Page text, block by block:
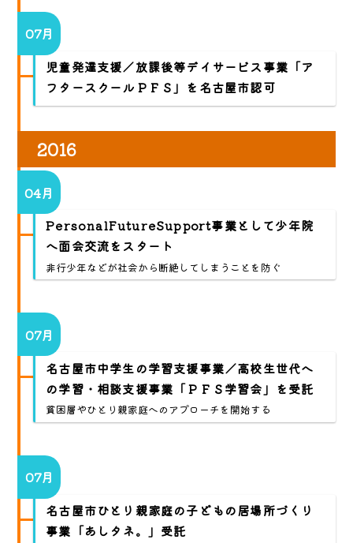
07月
児童発達支援／放課後等デイサービス事業「ア
フタースクールＰＦＳ」を名古屋市認可
2016
04月
PersonalFutureSupport事業として少年院
へ面会交流をスタート
非行少年などが社会から断絶してしまうことを防ぐ
07月
名古屋市中学生の学習支援事業／高校生世代へ
の学習・相談支援事業「ＰＦＳ学習会」を受託
貧困層やひとり親家庭へのアプローチを開始する
07月
名古屋市ひとり親家庭の子どもの居場所づくり
事業「あしタネ。」受託